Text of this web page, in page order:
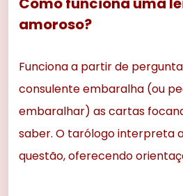
amoroso?
Funciona a partir de
consulente embaralha (ou
embaralhar) as cartas
saber. O tarólogo interpreta
questão, oferecendo